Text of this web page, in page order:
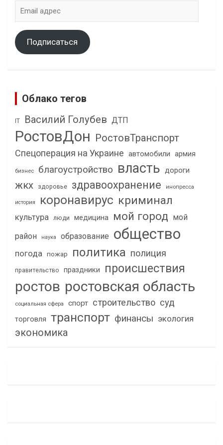
адрес
Подписаться
Облако тегов
IT Василий Голубев ДТП
РостовДон РостовТранспорт
Спецоперация на Украине автомобили армия
бизнес благоустройство власть дороги
жкх здоровье здравоохранение инопресса
история коронавирус криминал
культура люди медицина мой город мой
район
наука образование общество
погода пожар политика полиция
правительство праздники происшествия
ростов ростовская область
социальная сфера спорт строительство суд
торговля транспорт финансы экология
экономика